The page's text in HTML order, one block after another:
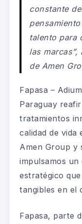
constante
talento para
las
de Amen
Fapasa –
Paraguay
tratamientos
calidad de vida
Amen Group y
impulsamos
estratégico
tangibles en el
Fapasa, parte